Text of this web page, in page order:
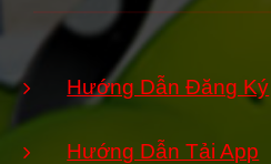
Hướng Dẫn Đăng Ký
Hướng Dẫn Tải App